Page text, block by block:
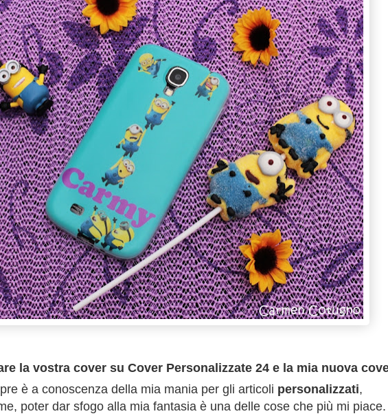
la vostra cover su Cover Personalizzate 24 e la mia nuova
è a conoscenza della mia mania per gli articoli personalizzati,
poter dar sfogo alla mia fantasia è una delle cose che più mi piace.